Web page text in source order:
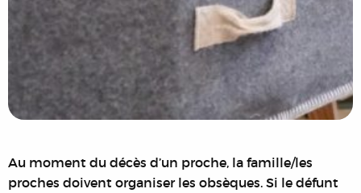
Au moment du décès d’un proche, la famille/les
proches doivent organiser les obsèques. Si le défunt